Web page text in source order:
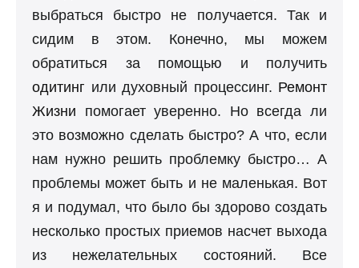
выбраться быстро не получается. Так и
сидим в этом. Конечно, мы можем
обратиться за помощью и получить
одитинг или духовный процессинг. Ремонт
Жизни помогает уверенно. Но всегда ли
это возможно сделать быстро? А что, если
нам нужно решить проблемку быстро… А
проблемы может быть и не маленькая. Вот
я и подумал, что было бы здорово создать
несколько простых приемов насчет выхода
из нежелательных состояний. Все